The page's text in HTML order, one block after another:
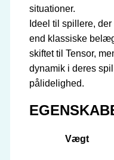
situationer.
Ideel til spillere,
end klassiske
skiftet til Tensor,
dynamik i deres
pålidelighed.
Vægt